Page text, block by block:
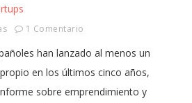
1 Comentario
han lanzado al menos un
en los últimos cinco años,
sobre emprendimiento y